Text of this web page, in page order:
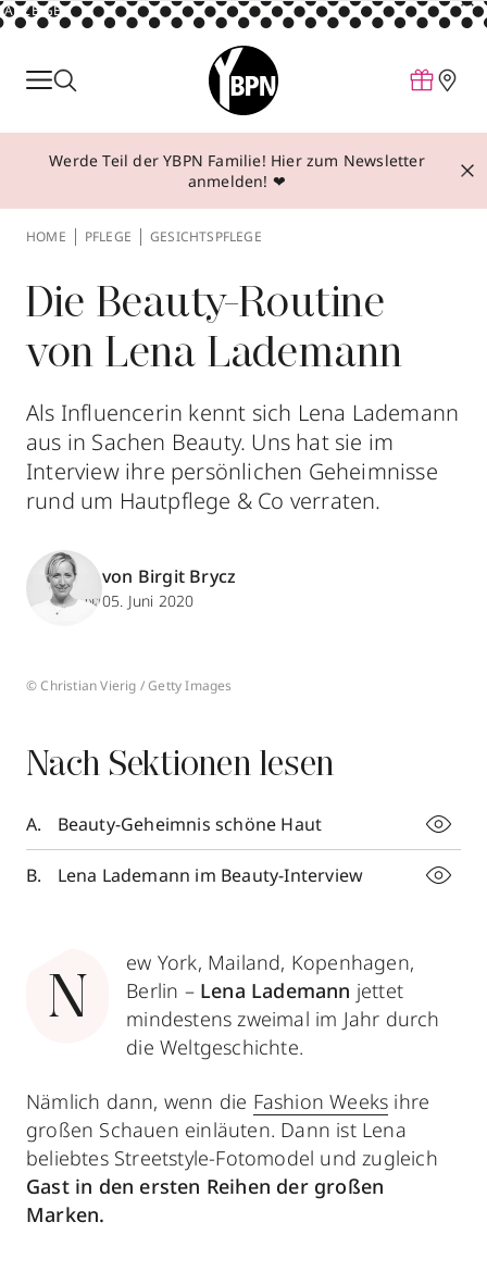
ANZEIGE
Parfum
Make-up
Behandlungen
Über YBPN
Aktionen
Storefinder
Werde Teil der YBPN Familie! Hier zum Newsletter
anmelden! ❤
HOME PFLEGE GESICHTSPFLEGE
Die Beauty-Routine
von Lena Lademann
Als Influencerin kennt sich Lena Lademann
aus in Sachen Beauty. Uns hat sie im
Interview ihre persönlichen Geheimnisse
rund um Hautpflege & Co verraten.
von Birgit Brycz
05. Juni 2020
© Christian Vierig / Getty Images
Nach Sektionen lesen
Beauty-Geheimnis schöne Haut
Lena Lademann im Beauty-Interview
N
ew York, Mailand, Kopenhagen,
Berlin – Lena Lademann jettet
mindestens zweimal im Jahr durch
die Weltgeschichte.
Nämlich dann, wenn die Fashion Weeks ihre
großen Schauen einläuten. Dann ist Lena
beliebtes Streetstyle-Fotomodel und zugleich
Gast in den ersten Reihen der großen
Marken.